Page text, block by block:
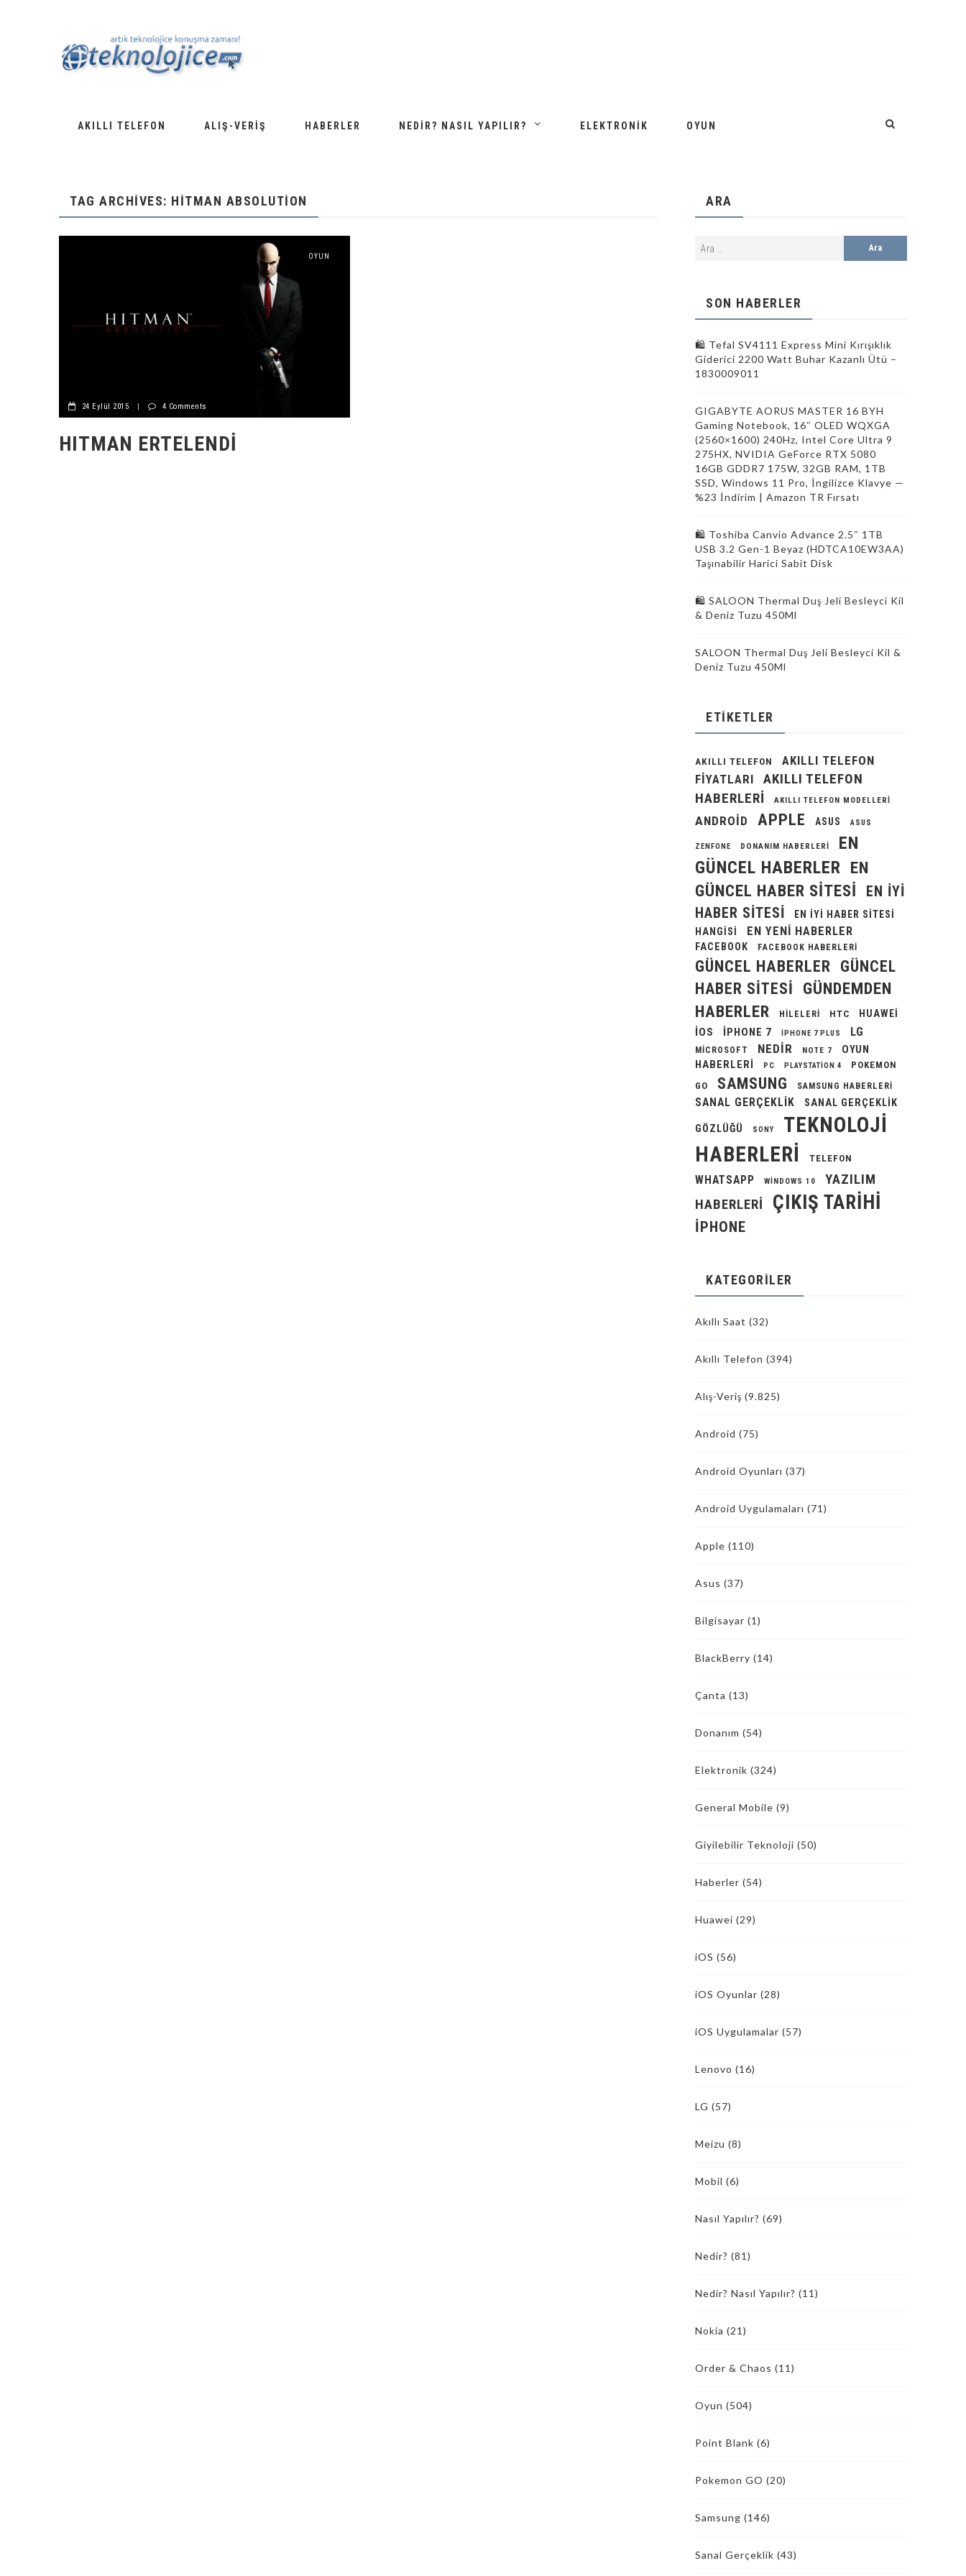
AKILLI TELEFON ALIŞ-VERIŞ HABERLER NEDIR? NASIL YAPILIR? ELEKTRONIK OYUN
TAG ARCHIVES: HITMAN ABSOLUTION
OYUN
24 Eylül 2015 | 4 Comments
HITMAN ERTELENDI
ARA
SON HABERLER
🛍 Tefal SV4111 Express Mini Kırışıklık
Giderici 2200 Watt Buhar Kazanlı Ütü –
1830009011
GIGABYTE AORUS MASTER 16 BYH
Gaming Notebook, 16″ OLED WQXGA
(2560×1600) 240Hz, Intel Core Ultra 9
275HX, NVIDIA GeForce RTX 5080
16GB GDDR7 175W, 32GB RAM, 1TB
SSD, Windows 11 Pro, İngilizce Klavye —
%23 İndirim | Amazon TR Fırsatı
🛍 Toshiba Canvio Advance 2.5″ 1TB
USB 3.2 Gen-1 Beyaz (HDTCA10EW3AA)
Taşınabilir Harici Sabit Disk
🛍️ SALOON Thermal Duş Jeli Besleyci Kil
& Deniz Tuzu 450Ml
SALOON Thermal Duş Jeli Besleyci Kil &
Deniz Tuzu 450Ml
ETIKETLER
AKILLI TELEFON
AKILLI TELEFON
FIYATLARI
AKILLI TELEFON
HABERLERI
AKILLI TELEFON MODELLERI
ANDROID APPLE ASUS ASUS
ZENFONE DONANIM HABERLERI
EN
GÜNCEL HABERLER EN
GÜNCEL HABER SITESI
EN IYI
HABER SITESI
EN IYI HABER SITESI
HANGISI
EN YENI HABERLER
FACEBOOK FACEBOOK HABERLERI
GÜNCEL HABERLER
GÜNCEL
HABER SITESI
GÜNDEMDEN
HABERLER
HILELERI HTC HUAWEI
IOS IPHONE 7 IPHONE 7 PLUS LG
MICROSOFT NEDIR NOTE 7
OYUN
HABERLERI
PC PLAYSTATION 4
POKEMON
GO
SAMSUNG SAMSUNG HABERLERI
SANAL GERÇEKLIK SANAL GERÇEKLIK
GÖZLÜĞÜ SONY
TEKNOLOJI
HABERLERI
TELEFON
WHATSAPP WINDOWS 10
YAZILIM
HABERLERI
ÇIKIŞ TARIHI
İPHONE
KATEGORILER
Akıllı Saat (32)
Akıllı Telefon (394)
Alış-Veriş (9.825)
Android (75)
Android Oyunları (37)
Android Uygulamaları (71)
Apple (110)
Asus (37)
Bilgisayar (1)
BlackBerry (14)
Çanta (13)
Donanım (54)
Elektronik (324)
General Mobile (9)
Giyilebilir Teknoloji (50)
Haberler (54)
Huawei (29)
iOS (56)
iOS Oyunlar (28)
iOS Uygulamalar (57)
Lenovo (16)
LG (57)
Meizu (8)
Mobil (6)
Nasıl Yapılır? (69)
Nedir? (81)
Nedir? Nasıl Yapılır? (11)
Nokia (21)
Order & Chaos (11)
Oyun (504)
Point Blank (6)
Pokemon GO (20)
Samsung (146)
Sanal Gerçeklik (43)